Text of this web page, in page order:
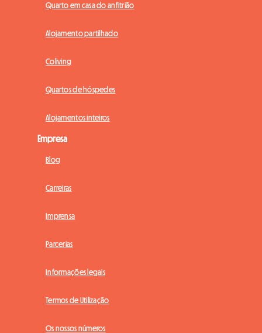
Quarto em casa do anfitrião
Alojamento partilhado
Coliving
Quartos de hóspedes
Alojamentos inteiros
Empresa
Blog
Carreiras
Imprensa
Parcerias
Informações legais
Termos de Utilização
Os nossos números